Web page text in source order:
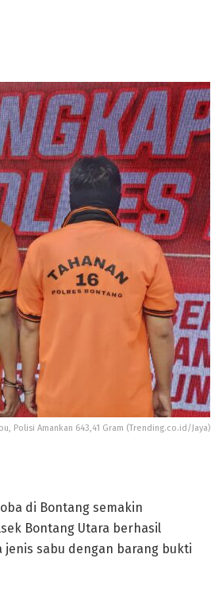
Polisi Amankan 643,41 Gram (Trending.co.id/Jaya)
di Bontang semakin
Bontang Utara berhasil
sabu dengan barang bukti